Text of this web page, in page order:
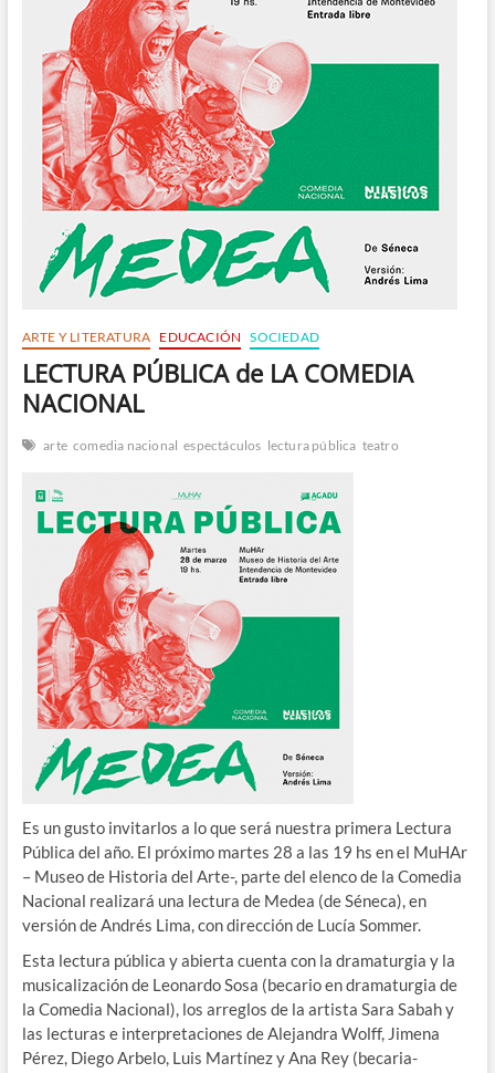
ARTE Y LITERATURA EDUCACIÓN SOCIEDAD
LECTURA PÚBLICA de LA COMEDIA
NACIONAL
arte comedia nacional espectáculos lectura pública teatro
Es un gusto invitarlos a lo que será nuestra primera Lectura
Pública del año. El próximo martes 28 a las 19 hs en el MuHAr
– Museo de Historia del Arte-, parte del elenco de la Comedia
Nacional realizará una lectura de Medea (de Séneca), en
versión de Andrés Lima, con dirección de Lucía Sommer.
Esta lectura pública y abierta cuenta con la dramaturgia y la
musicalización de Leonardo Sosa (becario en dramaturgia de
la Comedia Nacional), los arreglos de la artista Sara Sabah y
las lecturas e interpretaciones de Alejandra Wolff, Jimena
Pérez, Diego Arbelo, Luis Martínez y Ana Rey (becaria-